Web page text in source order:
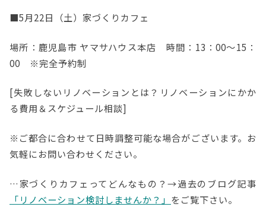
■5月22日（土）家づくりカフェ
場所：鹿児島市 ヤマサハウス本店 時間：13：00～15：
00 ※完全予約制
[失敗しないリノベーションとは？リノベーションにかか
る費用＆スケジュール相談]
※ご都合に合わせて日時調整可能な場合がございます。お
気軽にお問い合わせください。
…家づくりカフェってどんなもの？→過去のブログ記事
「リノベーション検討しませんか？」 をご覧下さい。